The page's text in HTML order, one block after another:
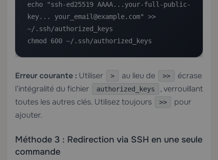
echo "ssh-ed25519 AAAA...your-full-public-
key... your_email@example.com" >>
~/.ssh/authorized_keys
chmod 600 ~/.ssh/authorized_keys
Erreur courante : Utiliser > au lieu de >>
écrase
l’intégralité du fichier
authorized_keys
, verrouillant
toutes les autres clés. Utilisez toujours
>>
pour
ajouter.
Méthode 3 : Redirection via SSH en une seule
commande